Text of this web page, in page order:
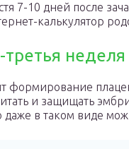
7-10 дней после
калькулятор
третья
формирование
и защищать
даже в таком виде